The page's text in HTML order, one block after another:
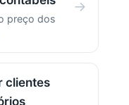
preço dos
→
clientes